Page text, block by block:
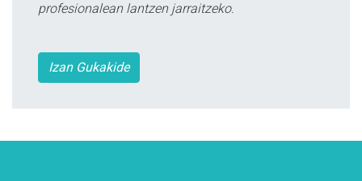
profesionalean lantzen jarraitzeko.
Izan Gukakide